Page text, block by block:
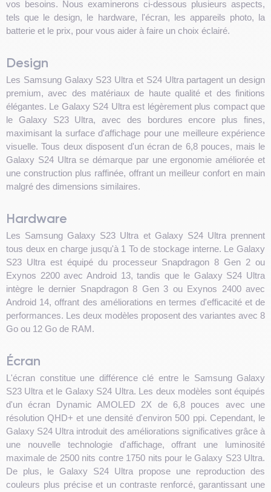
vos besoins. Nous examinerons ci-dessous plusieurs aspects,
tels que le design, le hardware, l'écran, les appareils photo, la
batterie et le prix, pour vous aider à faire un choix éclairé.
Design
Les Samsung Galaxy S23 Ultra et S24 Ultra partagent un design
premium, avec des matériaux de haute qualité et des finitions
élégantes. Le Galaxy S24 Ultra est légèrement plus compact que
le Galaxy S23 Ultra, avec des bordures encore plus fines,
maximisant la surface d'affichage pour une meilleure expérience
visuelle. Tous deux disposent d'un écran de 6,8 pouces, mais le
Galaxy S24 Ultra se démarque par une ergonomie améliorée et
une construction plus raffinée, offrant un meilleur confort en main
malgré des dimensions similaires.
Hardware
Les Samsung Galaxy S23 Ultra et Galaxy S24 Ultra prennent
tous deux en charge jusqu'à 1 To de stockage interne. Le Galaxy
S23 Ultra est équipé du processeur Snapdragon 8 Gen 2 ou
Exynos 2200 avec Android 13, tandis que le Galaxy S24 Ultra
intègre le dernier Snapdragon 8 Gen 3 ou Exynos 2400 avec
Android 14, offrant des améliorations en termes d'efficacité et de
performances. Les deux modèles proposent des variantes avec 8
Go ou 12 Go de RAM.
Écran
L'écran constitue une différence clé entre le Samsung Galaxy
S23 Ultra et le Galaxy S24 Ultra. Les deux modèles sont équipés
d'un écran Dynamic AMOLED 2X de 6,8 pouces avec une
résolution QHD+ et une densité d'environ 500 ppi. Cependant, le
Galaxy S24 Ultra introduit des améliorations significatives grâce à
une nouvelle technologie d'affichage, offrant une luminosité
maximale de 2500 nits contre 1750 nits pour le Galaxy S23 Ultra.
De plus, le Galaxy S24 Ultra propose une reproduction des
couleurs plus précise et un contraste renforcé, garantissant une